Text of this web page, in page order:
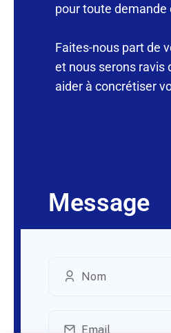
pour toute demande
Faites-nous part de
et nous serons ravis
aider à concrétiser
Message